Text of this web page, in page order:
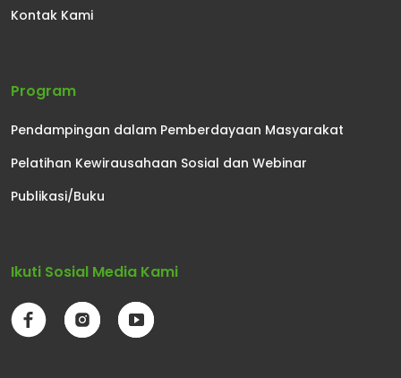
Kontak Kami
Program
Pendampingan dalam Pemberdayaan Masyarakat
Pelatihan Kewirausahaan Sosial dan Webinar
Publikasi/Buku
Ikuti Sosial Media Kami